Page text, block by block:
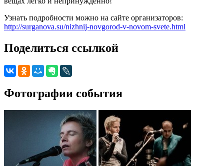
Узнать подробности можно на сайте организаторов:
http://surganova.su/nizhnij-novgorod-v-novom-svete.html
Поделиться ссылкой
Фотографии события